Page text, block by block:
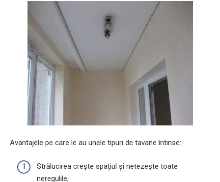
Avantajele pe care le au unele tipuri de tavane întinse:
Strălucirea crește spațiul și netezește toate
neregulile;